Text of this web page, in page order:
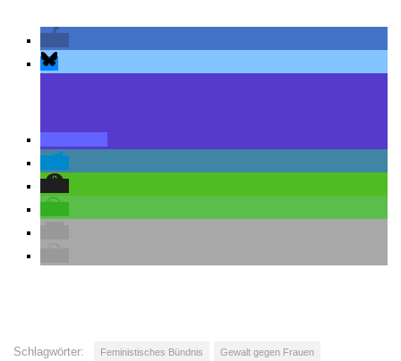
Schlagwörter: Feministisches Bündnis Gewalt gegen Frauen